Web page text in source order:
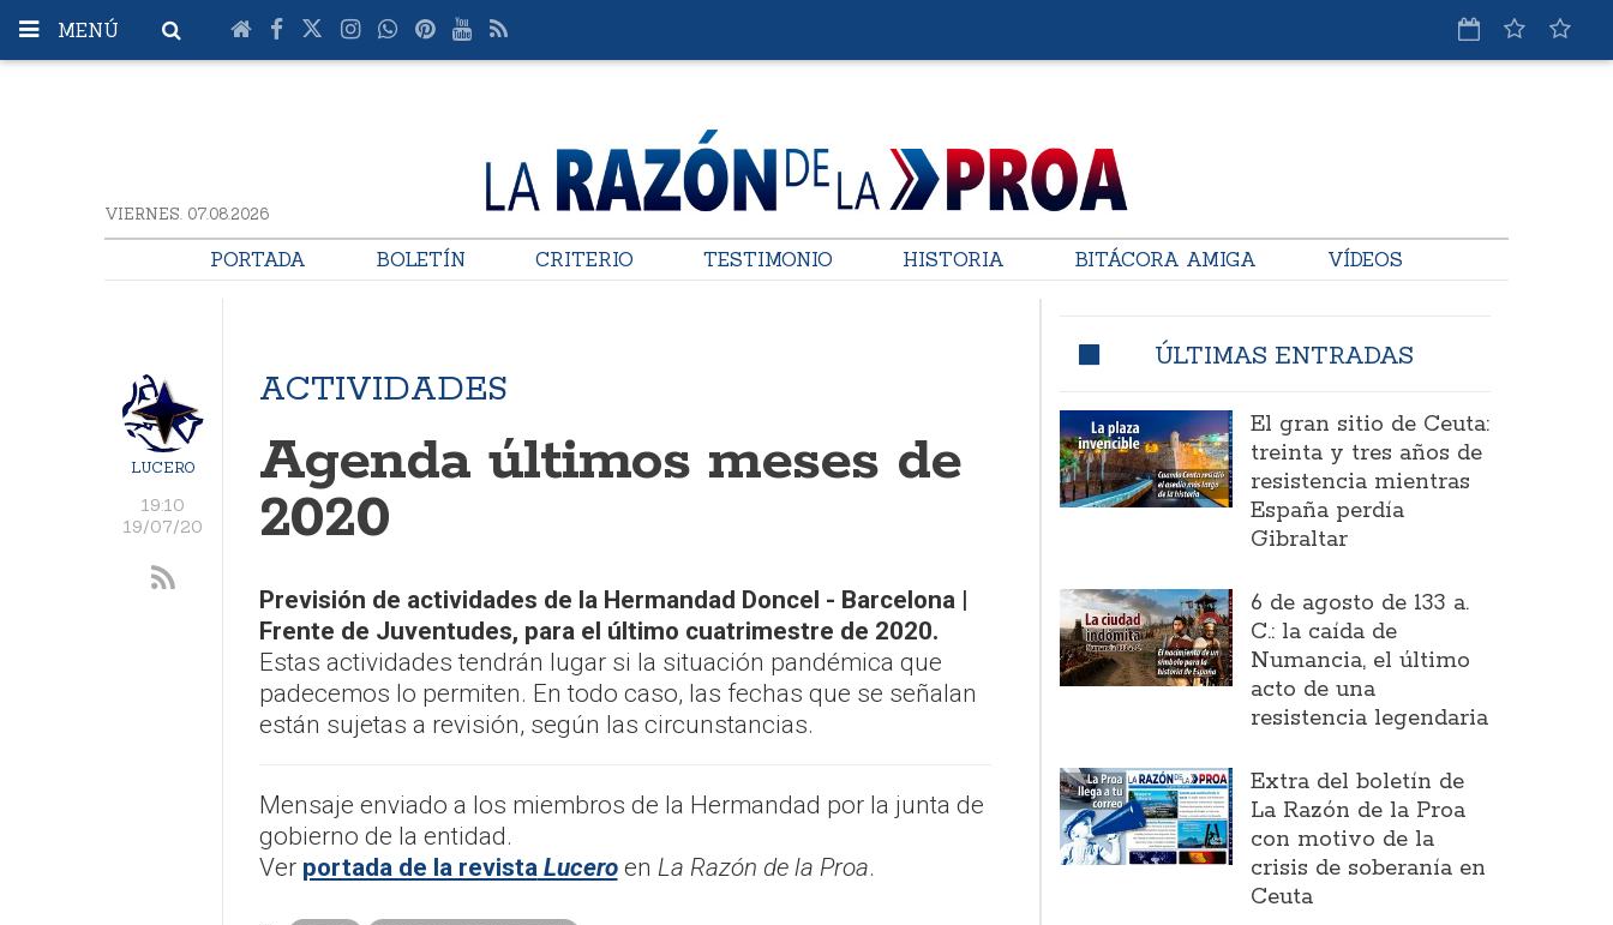
MENÚ
VIERNES. 07.08.2026
PORTADA BOLETÍN CRITERIO TESTIMONIO HISTORIA BITÁCORA AMIGA VÍDEOS
LUCERO
19:10
19/07/20
ACTIVIDADES
Agenda últimos meses de
2020
Previsión de actividades de la Hermandad Doncel - Barcelona |
Frente de Juventudes, para el último cuatrimestre de 2020.
Estas actividades tendrán lugar si la situación pandémica que
padecemos lo permiten. En todo caso, las fechas que se señalan
están sujetas a revisión, según las circunstancias.
Mensaje enviado a los miembros de la Hermandad por la junta de
gobierno de la entidad.
Ver portada de la revistaLuceroen La Razón de la Proa.
ÚLTIMAS ENTRADAS
El gran sitio de Ceuta:
treinta y tres años de
resistencia mientras
España perdía
Gibraltar
6 de agosto de 133 a.
C.: la caída de
Numancia, el último
acto de una
resistencia legendaria
Extra del boletín de
La Razón de la Proa
con motivo de la
crisis de soberanía en
Ceuta